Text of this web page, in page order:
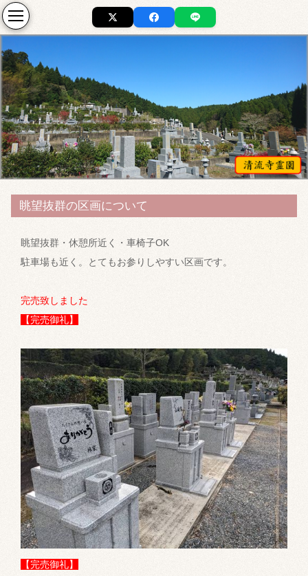
眺望抜群の区画について
眺望抜群・休憩所近く・車椅子OK
駐車場も近く。とてもお参りしやすい区画です。
完売致しました
【完売御礼】
【完売御礼】